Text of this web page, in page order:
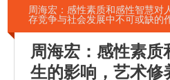
周海宏：感性素质和感性智慧对
存竞争与社会发展中不可或缺的
周海宏：感性素质
生的影响，艺术修